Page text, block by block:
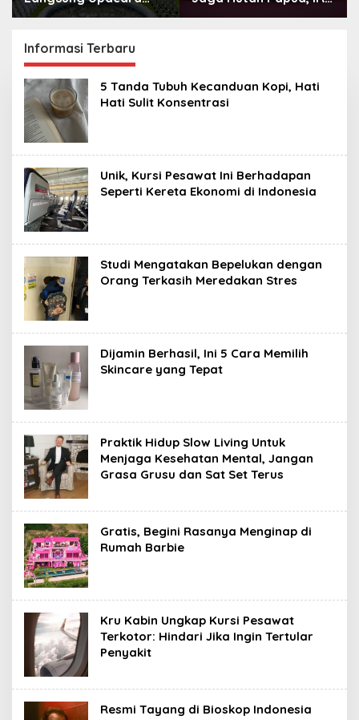
HUT Ke-81
Istana? Ini Link
Pendaftaran Resminya
di Sini
Informasi Terbaru
C
h
a
n
n
I
n
d
o
n
i
a
5 Tanda Tubuh Kecanduan Kopi, Hati
Hati Sulit Konsentrasi
Unik, Kursi Pesawat Ini Berhadapan
Seperti Kereta Ekonomi di Indonesia
Studi Mengatakan Bepelukan dengan
Orang Terkasih Meredakan Stres
Dijamin Berhasil, Ini 5 Cara Memilih
Skincare yang Tepat
Praktik Hidup Slow Living Untuk
Menjaga Kesehatan Mental, Jangan
Grasa Grusu dan Sat Set Terus
Gratis, Begini Rasanya Menginap di
Rumah Barbie
Kru Kabin Ungkap Kursi Pesawat
Terkotor: Hindari Jika Ingin Tertular
Penyakit
Resmi Tayang di Bioskop Indonesia